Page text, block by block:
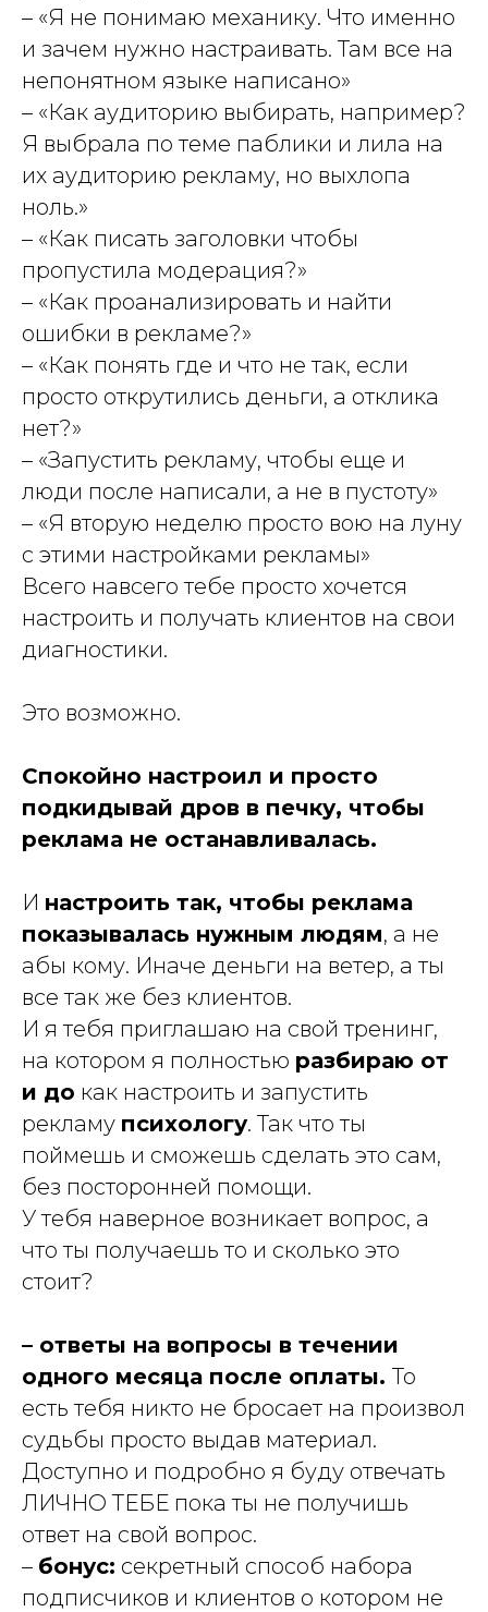
– «Я не понимаю механику. Что именно
и зачем нужно настраивать. Там все на
непонятном языке написано»
– «Как аудиторию выбирать, например?
Я выбрала по теме паблики и лила на
их аудиторию рекламу, но выхлопа
ноль.»
– «Как писать заголовки чтобы
пропустила модерация?»
– «Как проанализировать и найти
ошибки в рекламе?»
– «Как понять где и что не так, если
просто открутились деньги, а отклика
нет?»
– «Запустить рекламу, чтобы еще и
люди после написали, а не в пустоту»
– «Я вторую неделю просто вою на луну
с этими настройками рекламы»
Всего навсего тебе просто хочется
настроить и получать клиентов на свои
диагностики.
Это возможно.
Спокойно настроил и просто
подкидывай дров в печку, чтобы
реклама не останавливалась.
И настроить так, чтобы реклама
показывалась нужным людям, а не
абы кому. Иначе деньги на ветер, а ты
все так же без клиентов.
И я тебя приглашаю на свой тренинг,
на котором я полностью разбираю от
и до как настроить и запустить
рекламу психологу. Так что ты
поймешь и сможешь сделать это сам,
без посторонней помощи.
У тебя наверное возникает вопрос, а
что ты получаешь то и сколько это
стоит?
– ответы на вопросы в течении
одного месяца после оплаты.То
есть тебя никто не бросает на произвол
судьбы просто выдав материал.
Доступно и подробно я буду отвечать
ЛИЧНО ТЕБЕ пока ты не получишь
ответ на свой вопрос.
– бонус: секретный способ набора
подписчиков и клиентов о котором не